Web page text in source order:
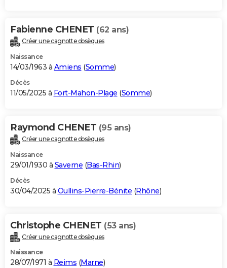
Fabienne CHENET (62 ans)
Créer une cagnotte obsèques
Naissance
14/03/1963 à Amiens (Somme)
Décès
11/05/2025 à Fort-Mahon-Plage (Somme)
Raymond CHENET (95 ans)
Créer une cagnotte obsèques
Naissance
29/01/1930 à Saverne (Bas-Rhin)
Décès
30/04/2025 à Oullins-Pierre-Bénite (Rhône)
Christophe CHENET (53 ans)
Créer une cagnotte obsèques
Naissance
28/07/1971 à Reims (Marne)